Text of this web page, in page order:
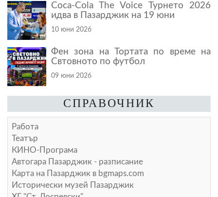
Coca-Cola The Voice Турнето 2026
идва в Пазарджик на 19 юни
10 юни 2026
Фен зона на Тортата по време на
Свтовното по футбол
09 юни 2026
СПРАВОЧНИК
Работа
Театър
КИНО-Програма
Автогара Пазарджик - разписание
Карта на Пазарджик в bgmaps.com
Исторически музей Пазарджик